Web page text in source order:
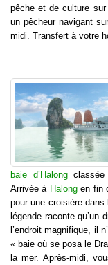
pêche et de culture
un pêcheur navigant
midi. Transfert à votre
baie d’Halongclassée
Arrivée à Halongen fin
pour une croisière dans
légende raconte qu’un
l’endroit magnifique, il
« baie où se posa le
la mer. Après-midi,